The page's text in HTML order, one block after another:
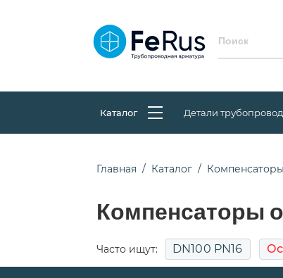
Каталог Детали
Главная Каталог Компенсаторы
Компенсаторы
Часто ищут: DN100 PN16